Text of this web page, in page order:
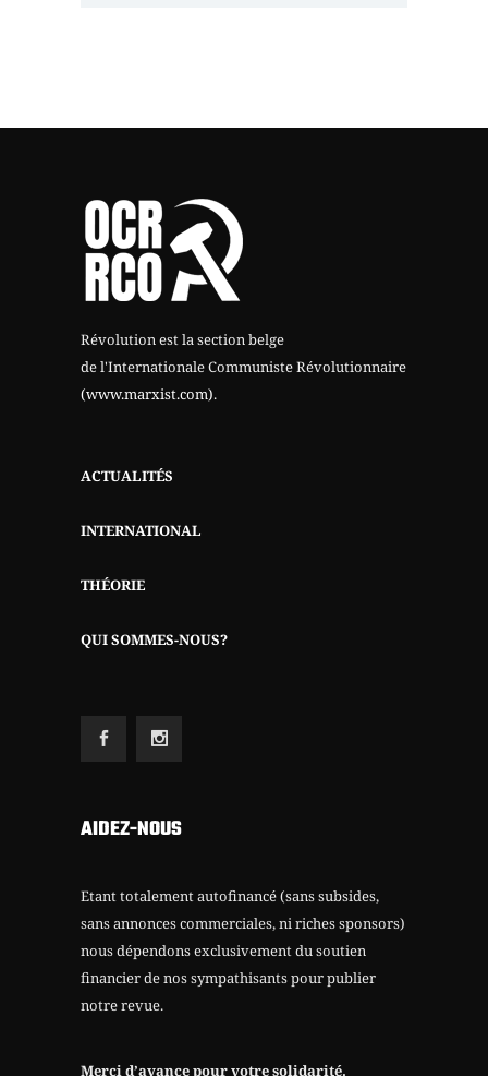
Révolution est la section belge
de l'Internationale Communiste Révolutionnaire
(www.marxist.com).
ACTUALITÉS
INTERNATIONAL
THÉORIE
QUI SOMMES-NOUS?
AIDEZ-NOUS
Etant totalement autofinancé (sans subsides,
sans annonces commerciales, ni riches sponsors)
nous dépendons exclusivement du soutien
financier de nos sympathisants pour publier
notre revue.
Merci d’avance pour votre solidarité.